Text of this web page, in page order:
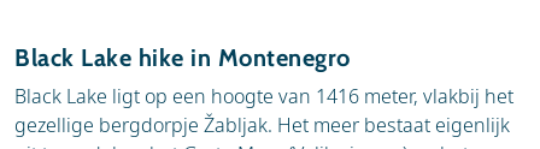
Black Lake hike in Montenegro
Black Lake ligt op een hoogte van 1416 meter, vlakbij het
gezellige bergdorpje Žabljak. Het meer bestaat eigenlijk